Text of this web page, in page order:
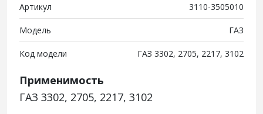
Артикул 3110-3505010
Модель ГАЗ
Код модели ГАЗ 3302, 2705, 2217, 3102
Применимость
ГАЗ 3302, 2705, 2217, 3102